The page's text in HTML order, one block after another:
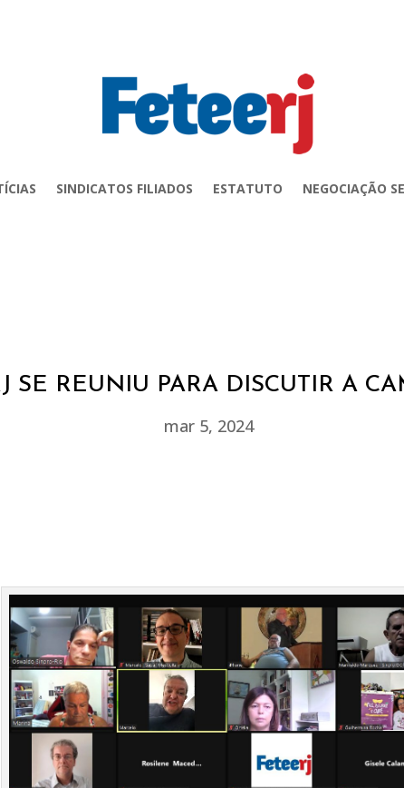
SINDICATOS FILIADOS ESTATUTO NEGOCIAÇÃO
SE REUNIU PARA DISCUTIR A
mar 5, 2024